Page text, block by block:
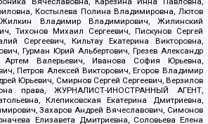
Костылева Полина Владимировна, Лютов
Владимир Владимирович, Жилинский
Тихонов Михаил Сергеевич, Пискунов Сергей
Сергеевич, Кильтау Екатерина Викторовна,
Гурман Юрий Альбертович, Грезев Александр
Артем Валерьевич, Иванова София Юрьевна,
Петров Алексей Викторович, Егоров Владимир
Юрьевич, Смирнов Сергей Сергеевич, Верзилов
права, ЖУРНАЛИСТ-ИНОСТРАННЫЙ АГЕНТ,
Клепиковская Екатерина Дмитриевна,
Захаров Андрей Вячеславович, Симонов
Елизавета Дмитриевна, Соловьева Елена